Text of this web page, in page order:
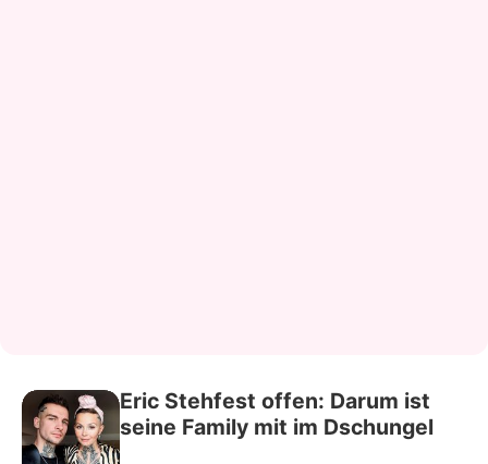
Eric Stehfest offen: Darum ist
seine Family mit im Dschungel